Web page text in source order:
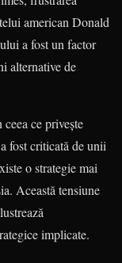
american Donald
a fost un factor
alternative de
ce privește
fost criticată de unii
o strategie mai
Această tensiune
implicate.